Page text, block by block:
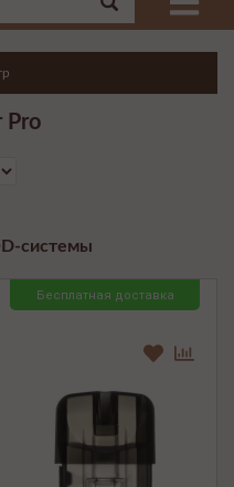
Pro
системы
Бесплатная доставка